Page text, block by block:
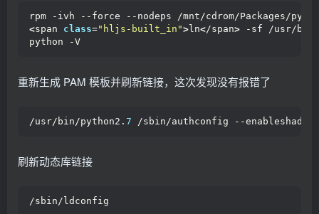
rpm -ivh --force --nodeps /mnt/cdrom/Packages/
<span class="hljs-built_in"> ln</span> -sf /usr/bin/
python -V
重新生成 PAM 模板并刷新链接，这次发现没有报错了
/usr/bin/python2. 7 /sbin/authconfig --enableshadow
刷新动态库链接
/sbin/ldconfig